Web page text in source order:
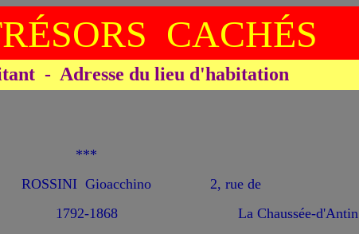
CACHÉS
- Adresse du lieu d'habitation
***
ROSSINI Gioacchino
1792-1868
2, rue de
La Chaussée-d'Antin